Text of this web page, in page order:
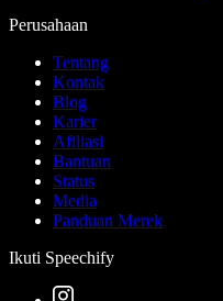
Perusahaan
Tentang
Kontak
Blog
Karier
Afiliasi
Bantuan
Status
Media
Panduan Merek
Ikuti Speechify